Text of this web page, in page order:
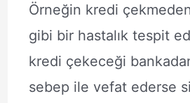
Örneğin kredi
gibi bir hastalık tespit
kredi çekeceği
sebep ile vefat ederse